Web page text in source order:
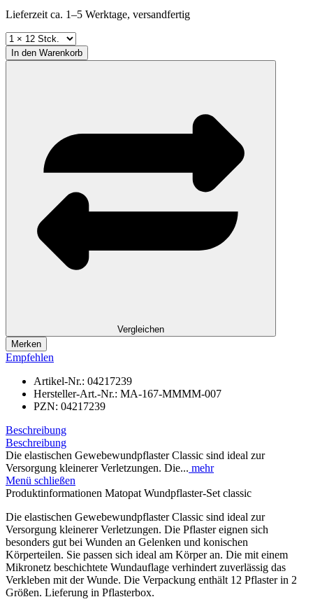
Lieferzeit ca. 1–5 Werktage, versandfertig
In den Warenkorb
Vergleichen
Merken
Empfehlen
Artikel-Nr.: 04217239
Hersteller-Art.-Nr.: MA-167-MMMM-007
PZN: 04217239
Beschreibung
Beschreibung
Die elastischen Gewebewundpflaster Classic sind ideal zur
Versorgung kleinerer Verletzungen. Die... mehr
Menü schließen
Produktinformationen Matopat Wundpflaster-Set classic
Die elastischen Gewebewundpflaster Classic sind ideal zur
Versorgung kleinerer Verletzungen. Die Pflaster eignen sich
besonders gut bei Wunden an Gelenken und konischen
Körperteilen. Sie passen sich ideal am Körper an. Die mit einem
Mikronetz beschichtete Wundauflage verhindert zuverlässig das
Verkleben mit der Wunde. Die Verpackung enthält 12 Pflaster in 2
Größen. Lieferung in Pflasterbox.